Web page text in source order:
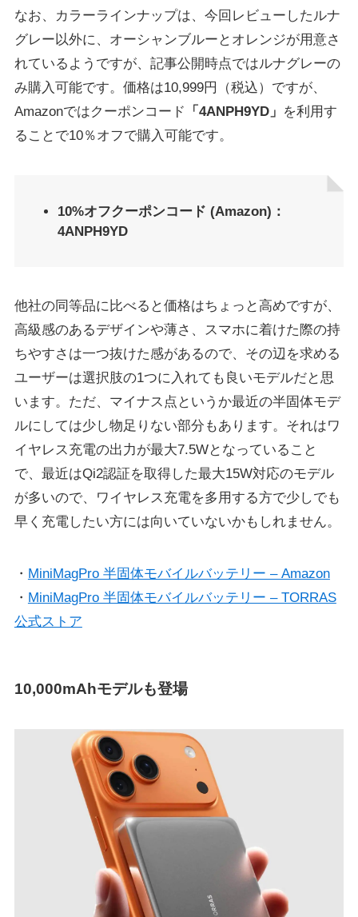
なお、カラーラインナップは、今回レビューしたルナ
グレー以外に、オーシャンブルーとオレンジが用意さ
れているようですが、記事公開時点ではルナグレーの
み購入可能です。価格は10,999円（税込）ですが、
Amazonではクーポンコード
「4ANPH9YD」 を利用す
ることで10％オフで購入可能です。
10%オフクーポンコード (Amazon)：
4ANPH9YD
他社の同等品に比べると価格はちょっと高めですが、
高級感のあるデザインや薄さ、スマホに着けた際の持
ちやすさは一つ抜けた感があるので、その辺を求める
ユーザーは選択肢の1つに入れても良いモデルだと思
います。ただ、マイナス点というか最近の半固体モデ
ルにしては少し物足りない部分もあります。それはワ
イヤレス充電の出力が最大7.5Wとなっていること
で、最近はQi2認証を取得した最大15W対応のモデル
が多いので、ワイヤレス充電を多用する方で少しでも
早く充電したい方には向いていないかもしれません。
・ MiniMagPro 半固体モバイルバッテリー – Amazon
・ MiniMagPro 半固体モバイルバッテリー – TORRAS
公式ストア
10,000mAhモデルも登場